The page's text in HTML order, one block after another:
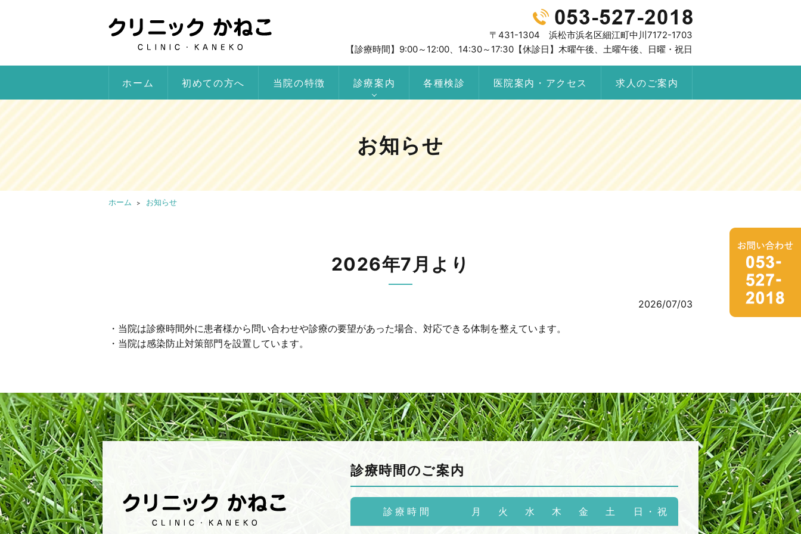
〒431-1304 浜松市浜名区細江町中川7172-1703
【診療時間】9:00～12:00、14:30～17:30【休診日】木曜午後、土曜午後、日曜・祝日
ホーム 初めての方へ 当院の特徴 診療案内 各種検診 医院案内・アクセス 求人のご案内
お知らせ
ホーム お知らせ
2026年7月より
2026/07/03
・当院は診療時間外に患者様から問い合わせや診療の要望があった場合、対応できる体制を整えています。
・当院は感染防止対策部門を設置しています。
診療時間のご案内
診療時間 月 火 水 木 金 土 日・祝